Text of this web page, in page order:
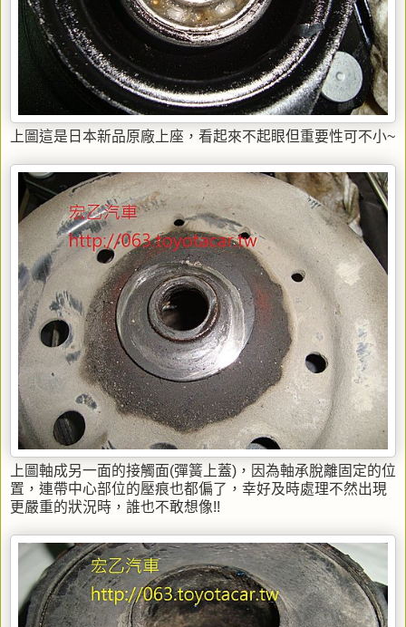
上圖這是日本新品原廠上座，看起來不起眼但重要性可不小~
上圖軸成另一面的接觸面(彈簧上蓋)，因為軸承脫離固定的位
置，連帶中心部位的壓痕也都偏了，幸好及時處理不然出現
更嚴重的狀況時，誰也不敢想像!!